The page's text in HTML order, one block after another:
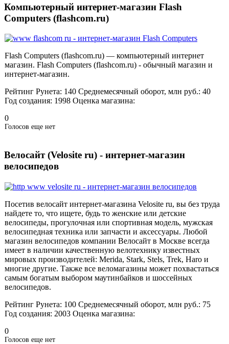
Компьютерный интернет-магазин Flash
Computers (flashcom.ru)
Flash Computers (flashcom.ru) — компьютерный интернет
магазин. Flash Computers (flashcom.ru) - обычный магазин и
интернет-магазин.
Рейтинг Рунета: 140 Среднемесячный оборот, млн руб.: 40
Год создания: 1998 Оценка магазина:
0
Голосов еще нет
Велосайт (Velosite ru) - интернет-магазин
велосипедов
Посетив велосайт интернет-магазина Velosite ru, вы без труда
найдете то, что ищете, будь то женские или детские
велосипеды, прогулочная или спортивная модель, мужская
велосипедная техника или запчасти и аксессуары. Любой
магазин велосипедов компании Велосайт в Москве всегда
имеет в наличии качественную велотехнику известных
мировых производителей: Merida, Stark, Stels, Trek, Haro и
многие другие. Также все веломагазины может похвастаться
самым богатым выбором маутинбайков и шоссейных
велосипедов.
Рейтинг Рунета: 100 Среднемесячный оборот, млн руб.: 75
Год создания: 2003 Оценка магазина:
0
Голосов еще нет